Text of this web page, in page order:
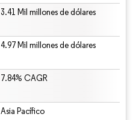
3.41 Mil millones de dólares
4.97 Mil millones de dólares
7.84% CAGR
Asia Pacífico